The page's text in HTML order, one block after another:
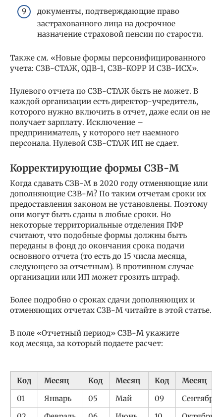
документы, подтверждающие право
застрахованного лица на досрочное
назначение страховой пенсии по старости.
Также см. «Новые формы персонифицированного
учета: СЗВ-СТАЖ, ОДВ-1, СЗВ-КОРР И СЗВ-ИСХ».
Нулевого отчета по СЗВ-СТАЖ быть не может. В
каждой организации есть директор-учредитель,
которого нужно включить в отчет, даже если он не
получает зарплату. Исключение –
предприниматель, у которого нет наемного
персонала. Нулевой СЗВ-СТАЖ ИП не сдает.
Корректирующие формы СЗВ-М
Когда сдавать СЗВ-М в 2020 году отменяющие или
дополняющие СЗВ-М? По таким отчетам сроки их
предоставления законом не установлены. Поэтому
они могут быть сданы в любые сроки. Но
некоторые территориальные отделения ПФР
считают, что подобные формы должны быть
переданы в фонд до окончания срока подачи
основного отчета (то есть до 15 числа месяца,
следующего за отчетным). В противном случае
организации или ИП может грозить штраф.
Более подробно о сроках сдачи дополняющих и
отменяющих отчетах СЗВ-М читайте в этой статье.
В поле «Отчетный период» СЗВ-М укажите
код месяца, за который подаете расчет:
Код Месяц Код Месяц Код
Месяц
01
Январь 05 Май 09
Сентябрь